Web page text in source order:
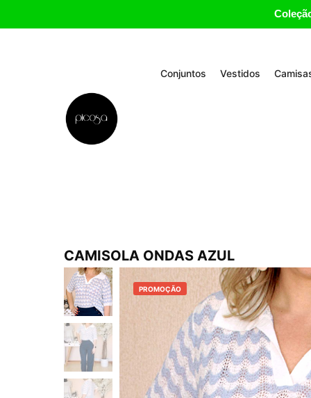
Conjuntos Vestidos
CAMISOLA ONDAS AZUL
PROMOÇÃO